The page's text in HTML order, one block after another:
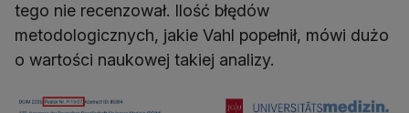
tego nie recenzował. Ilość błędów
metodologicznych, jakie Vahl popełnił, mówi dużo
o wartości naukowej takiej analizy.